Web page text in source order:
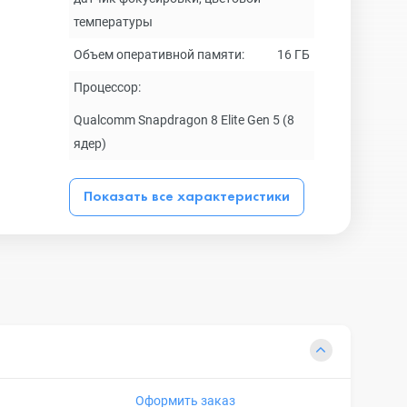
температуры
Объем оперативной памяти: 16 ГБ
Процессор:
Qualcomm Snapdragon 8 Elite Gen 5 (8
ядер)
Показать все характеристики
Оформить заказ